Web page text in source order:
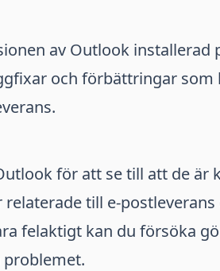
av Outlook installerad
och förbättringar som
för att se till att de är
till e-postleverans
felaktigt kan du försöka